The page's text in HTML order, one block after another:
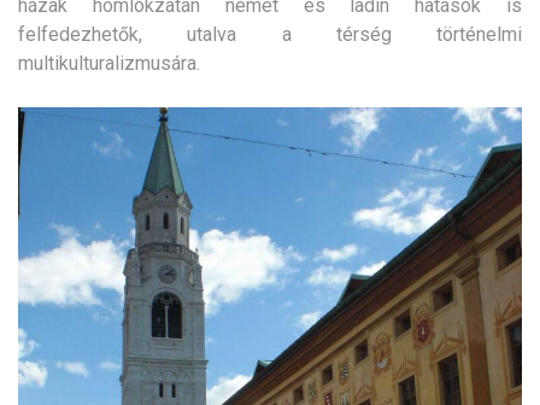
házak homlokzatán német és ladin hatások is
felfedezhetők, utalva a térség történelmi
multikulturalizmusára.